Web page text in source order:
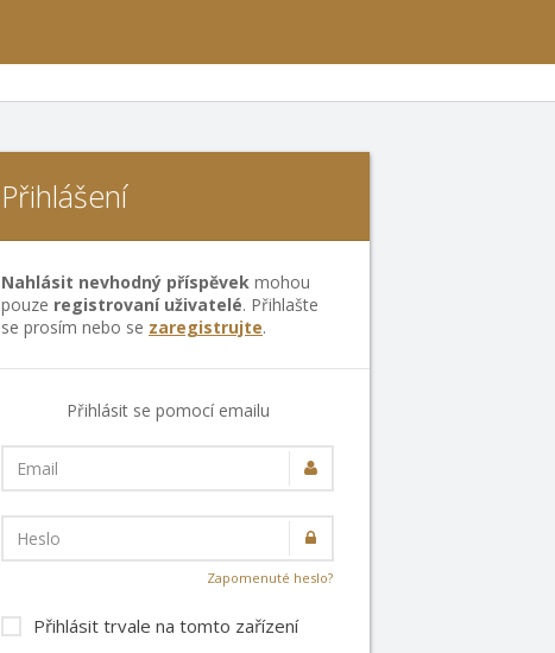
Přihlášení
Nahlásit nevhodný příspěvek mohou
pouze registrovaní uživatelé. Přihlašte
se prosím nebo se zaregistrujte.
Přihlásit se pomocí emailu
Email
Heslo
Zapomenuté heslo?
Přihlásit trvale na tomto zařízení